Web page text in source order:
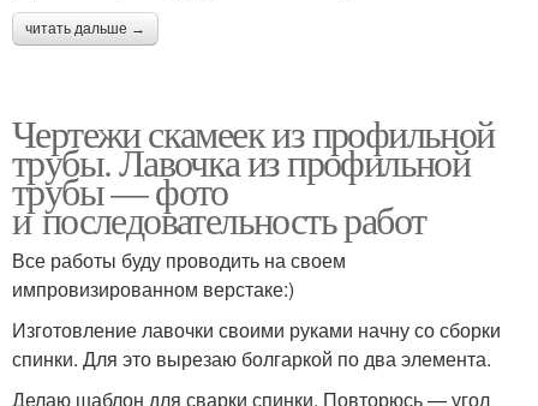
читать дальше →
Чертежи скамеек из профильной
трубы. Лавочка из профильной
трубы — фото
и последовательность работ
Все работы буду проводить на своем
импровизированном верстаке:)
Изготовление лавочки своими руками начну со сборки
спинки. Для это вырезаю болгаркой по два элемента.
Делаю шаблон для сварки спинки. Повторюсь — угол